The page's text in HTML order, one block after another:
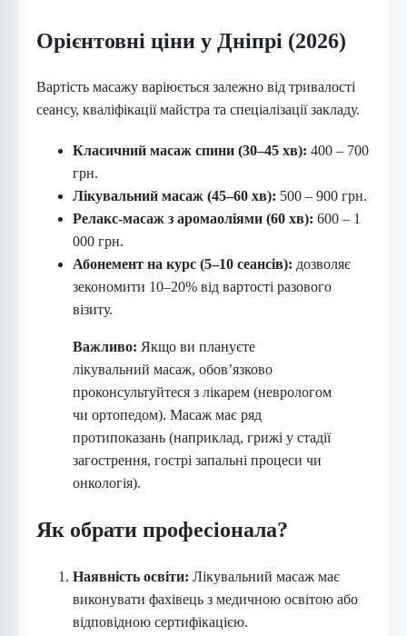
Орієнтовні ціни у Дніпрі (2026)
Вартість масажу варіюється залежно від тривалості
сеансу, кваліфікації майстра та спеціалізації закладу.
Класичний масаж спини (30–45 хв): 400 – 700
грн.
Лікувальний масаж (45–60 хв): 500 – 900 грн.
Релакс-масаж з аромаоліями (60 хв): 600 – 1
000 грн.
Абонемент на курс (5–10 сеансів): дозволяє
зекономити 10–20% від вартості разового
візиту.
Важливо: Якщо ви плануєте
лікувальний масаж, обов’язково
проконсультуйтеся з лікарем (неврологом
чи ортопедом). Масаж має ряд
протипоказань (наприклад, грижі у стадії
загострення, гострі запальні процеси чи
онкологія).
Як обрати професіонала?
Наявність освіти: Лікувальний масаж має
виконувати фахівець з медичною освітою або
відповідною сертифікацією.